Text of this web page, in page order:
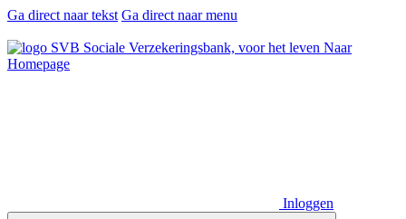
Ga direct naar tekst Ga direct naar menu
Naar
Homepage
Inloggen